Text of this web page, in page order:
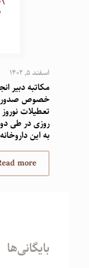
اسفند 5, 1402
مکاتبه دبیر
خصوص صدور
تعطیلات
روزی در طی
به این
more
بایگانی‌ها